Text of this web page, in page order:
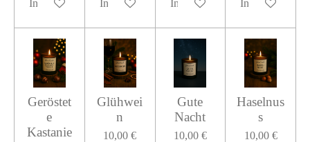
In den WarenkorbIn den WarenkorbIn den WarenkorbIn den
Geröstet
e
Kastanie
Glühwei
n
10,00 €
Gute
Nacht
10,00 €
Haselnus
s
10,00 €